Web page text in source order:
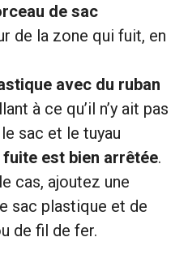
de sac
de la zone qui fuit, en
avec du ruban
à ce qu’il n’y ait pas
sac et le tuyau
est bien arrêtée.
cas, ajoutez une
sac plastique et de
de fil de fer.